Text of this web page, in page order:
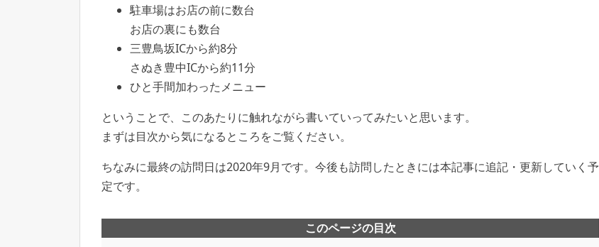
駐車場はお店の前に数台
お店の裏にも数台
三豊鳥坂ICから約8分
さぬき豊中ICから約11分
ひと手間加わったメニュー
ということで、このあたりに触れながら書いていってみたいと思います。
まずは目次から気になるところをご覧ください。
ちなみに最終の訪問日は2020年9月です。今後も訪問したときには本記事に追記・更新していく予
定です。
このページの目次